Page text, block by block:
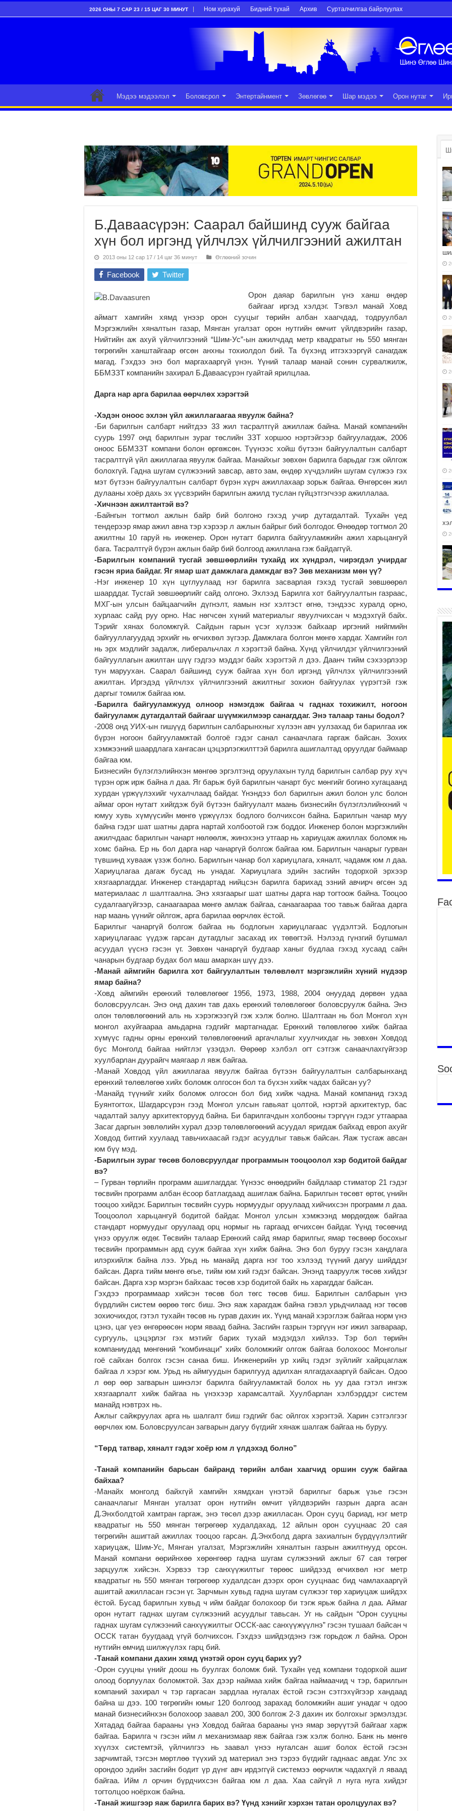
2026 ОНЫ 7 САР 23 / 15 ЦАГ 30 МИНУТ Ном хурахуй Бидний тухай Архив Сурталчилгаа байрлуулах
Мэдээ мэдээлэл Боловсрол Энтертайнмент Зөвлөгөө Шар мэдээ Орон нутаг
Б.Даваасүрэн: Саарал байшинд сууж байгаа
хүн бол иргэнд үйлчлэх үйлчилгээний ажилтан
2013 оны 12 сар 17 / 14 цаг 36 минут Өглөөний зочин
Facebook Twitter
Орон даяар барилгын үнэ ханш өндөр
байгааг иргэд хэлдэг. Тэгвэл манай Ховд
аймагт хамгийн хямд үнээр орон сууцыг төрийн албан хаагчдад, тодруулбал
Мэргэжлийн хяналтын газар, Мянган угалзат орон нутгийн өмчит үйлдвэрийн газар,
Нийтийн аж ахуй үйлчилгээний “Шим-Ус”-ын ажилчдад метр квадратыг нь 550 мянган
төгрөгийн ханштайгаар өгсөн анхны тохиолдол бий. Та бүхэнд итгэхээргүй санагдаж
магад. Гэхдээ энэ бол маргахааргүй үнэн. Үүний талаар манай сонин сурвалжилж,
ББМЗЗТ компанийн захирал Б.Даваасүрэн гуайтай ярилцлаа.
Дарга нар арга барилаа өөрчлөх хэрэгтэй
-Хэдэн оноос эхлэн үйл ажиллагаагаа явуулж байна?
-Би барилгын салбарт нийтдээ 33 жил тасралтгүй ажиллаж байна. Манай компанийн
суурь 1997 онд барилгын зураг төслийн ЗЗТ хоршоо нэртэйгээр байгуулагдаж, 2006
оноос ББМЗЗТ компани болон өргөжсөн. Түүнээс хойш бүтээн байгуулалтын салбарт
тасралтгүй үйл ажиллагаа явуулж байгаа. Манайхыг зөвхөн барилга барьдаг гэж ойлгож
болохгүй. Гадна шугам сүлжээний завсар, авто зам, өндөр хүчдэлийн шугам сүлжээ гэх
мэт бүтээн байгуулалтын салбарт бүрэн хүрч ажиллахаар зорьж байгаа. Өнгөрсөн жил
дулааны хоёр дахь эх үүсвэрийн барилгын ажилд туслан гүйцэтгэгчээр ажиллалаа.
-Хичнээн ажилтантэй вэ?
-Байнгын тогтмол ажлын байр бий болгоно гэхэд учир дутагдалтай. Тухайн үед
тендерээр ямар ажил авна тэр хэрээр л ажлын байрыг бий болгодог. Өнөөдөр тогтмол 20
ажилтны 10 гаруй нь инженер. Орон нутагт барилга байгууламжийн ажил харьцангуй
бага. Тасралтгүй бүрэн ажлын байр бий болгоод ажиллана гэж байдаггүй.
-Барилгын компаний тусгай зөвшөөрлийн тухайд их хүндрэл, чирэгдэл учирдаг
гэсэн яриа байдаг. Яг ямар шат дамжлага дамждаг вэ? Зөв механизм мөн үү?
-Нэг инженер 10 хүн цуглуулаад нэг барилга засварлая гэхэд тусгай зөвшөөрөл
шаарддаг. Тусгай зөвшөөрлийг сайд олгоно. Эхлээд Барилга хот байгуулалтын газраас,
МХГ-ын улсын байцаагчийн дүгнэлт, яамын нэг хэлтэст өгнө, тэндээс хуралд орно,
хурлаас сайд руу орно. Нас нөгчсөн хүний материалыг явуулчихсан ч мэдэхгүй байх.
Тэрийг хянах боломжгүй. Сайдын гарын үсэг хүлээж байхаар иргэний нийгмийн
байгууллагуудад эрхийг нь өгчихвөл зүгээр. Дамжлага болгон мөнгө хардаг. Хамгийн гол
нь эрх мэдлийг задалж, либеральчлах л хэрэгтэй байна. Хүнд үйлчилдэг үйлчилгээний
байгууллагын ажилтан шүү гэдгээ мэддэг байх хэрэгтэй л дээ. Даанч тийм сэхээрлээр
тун маруухан. Саарал байшинд сууж байгаа хүн бол иргэнд үйлчлэх үйлчилгээний
ажилтан. Иргэдэд үйлчлэх үйлчилгээний ажилтныг зохион байгуулах үүрэгтэй гэж
даргыг томилж байгаа юм.
-Барилга байгууламжууд олноор нэмэгдэж байгаа ч гаднах тохижилт, ногоон
байгууламж дутагдалтай байгааг шүүмжилмээр санагддаг. Энэ талаар таны бодол?
-2008 онд УИХ-ын гишүүд барилгын салбарынхныг хүлээн авч уулзахад би барилгаа иж
бүрэн ногоон байгууламжтай болгоё гэдэг санал санаачлага гаргаж байсан. Зохих
хэмжээний шаардлага хангасан цэцэрлэгжилттэй барилга ашиглалтад оруулдаг баймаар
байгаа юм.
Бизнесийн бүлэглэлийнхэн мөнгөө эргэлтэнд оруулахын тулд барилгын салбар руу хүч
түрэн орж ирж байна л даа. Яг барьж буй барилгын чанарт бус мөнгийг богино хугацаанд
хурдан үржүүлэхийг чухалчлаад байдаг. Үнэндээ бол барилгын ажил болон улс болон
аймаг орон нутагт хийгдэж буй бүтээн байгуулалт маань бизнесийн бүлэглэлийнхний ч
юмуу хувь хүмүүсийн мөнгө үржүүлэх бодлого болчихсон байна. Барилгын чанар муу
байна гэдэг шат шатны дарга нартай холбоотой гэж боддог. Инженер болон мэргэжлийн
ажилчдаас барилгын чанарт нөлөөлж, жинэхэнэ утгаар нь хариуцаж ажиллах боломж нь
хомс байна. Ер нь бол дарга нар чанаргүй болгож байгаа юм. Барилгын чанарыг гурван
түвшинд хувааж үзэж болно. Барилгын чанар бол хариуцлага, хяналт, чадамж юм л даа.
Хариуцлагаа дагаж бусад нь унадаг. Хариуцлага эдийн засгийн тодорхой эрхээр
хязгаарлагддаг. Инженер стандартад нийцсэн барилга барихад эзний авчирч өгсөн эд
материалаас л шалтгаална. Энэ хязгаарыг шат шатны дарга нар тогтоож байна. Тооцоо
судалгаагүйгээр, санаагаараа мөнгө амлаж байгаа, санаагаараа тоо тавьж байгаа дарга
нар маань үүнийг ойлгож, арга барилаа өөрчлөх ёстой.
Барилгыг чанаргүй болгож байгаа нь бодлогын хариуцлагаас үүдэлтэй. Бодлогын
хариуцлагаас үүдэж гарсан дутагдлыг засахад их төвөгтэй. Нэлээд гүнзгий бугшмал
асуудал үүснэ гэсэн үг. Зөвхөн чанаргүй будгаар ханыг будлаа гэхэд хусаад сайн
чанарын будгаар будах бол маш амархан шүү дээ.
-Манай аймгийн барилга хот байгуулалтын төлөвлөлт мэргэжлийн хүний нүдээр
ямар байна?
-Ховд аймгийн ерөнхий төлөвлөгөөг 1956, 1973, 1988, 2004 онуудад дөрвөн удаа
боловсруулсан. Энэ онд дахин тав дахь ерөнхий төлөвлөгөөг боловсруулж байна. Энэ
олон төлөвлөгөөний аль нь хэрэгжээгүй гэж хэлж болно. Шалтгаан нь бол Монгол хүн
монгол ахуйгаараа амьдарна гэдгийг мартагнадаг. Ерөнхий төлөвлөгөө хийж байгаа
хүмүүс гадны орны ерөнхий төлөвлөгөөний аргачлалыг хуулчихдаг нь зөвхөн Ховдод
бус Монголд байгаа нийтлэг үзэгдэл. Өөрөөр хэлбэл огт сэтгэж санаачлахгүйгээр
хуулбарлан дуурайгч маягаар л явж байгаа.
-Манай Ховдод үйл ажиллагаа явуулж байгаа бүтээн байгуулалтын салбарынханд
ерөнхий төлөвлөгөө хийх боломж олгосон бол та бүхэн хийж чадах байсан уу?
-Манайд түүнийг хийх боломж олгосон бол бид хийж чадна. Манай компанид гэхэд
Буянтогтох, Шагдарсүрэн гээд Монгол улсын гавьяат цолтой, нэртэй архитектур, бас
чадалтай залуу архитекторууд байна. Би барилгачдын холбооны тэргүүн гэдэг утгаараа
Засаг даргын зөвлөлийн хурал дээр төлөвлөгөөний асуудал яригдаж байхад европ ахуйг
Ховдод битгий хуулаад тавьчихаасай гэдэг асуудлыг тавьж байсан. Яаж тусгаж авсан
юм бүү мэд.
-Барилгын зураг төсөв боловсруулдаг программын тооцоолол хэр бодитой байдаг
вэ?
– Гурван төрлийн программ ашиглагддаг. Үүнээс өнөөдрийн байдлаар стиматор 21 гэдэг
төсвийн программ албан ёсоор батлагдаад ашиглаж байна. Барилгын төсөвт өртөг, үнийн
тооцоо хийдэг. Барилгын төсвийн суурь нормуудыг оруулаад хийчихсэн программ л даа.
Тооцоолол харьцангуй бодитой байдаг. Монгол улсын хэмжээнд мөрдөгдөж байгаа
стандарт нормуудыг оруулаад орц нормыг нь гаргаад өгчихсөн байдаг. Үүнд төсөвчид
үнээ оруулж өгдөг. Төсвийн талаар Ерөнхий сайд ямар барилгыг, ямар төсвөөр босохыг
төсвийн программын ард сууж байгаа хүн хийж байна. Энэ бол буруу гэсэн хандлага
илэрхийлж байна лээ. Урьд нь манайд дарга нэг тоо хэлээд түүний дагуу шийддэг
байсан. Дарга тийм мөнгө өгье, тийм юм хий гэдэг байсан. Энэнд тааруулж төсөв хийдэг
байсан. Дарга хэр мэргэн байхаас төсөв хэр бодитой байх нь харагддаг байсан.
Гэхдээ программаар хийсэн төсөв бол төгс төсөв биш. Барилгын салбарын үнэ
бүрдлийн систем өөрөө төгс биш. Энэ яаж харагдаж байна гэвэл урьдчилаад нэг төсөв
зохиочихдог, гэтэл тухайн төсөв нь гурав дахин их. Үүнд манай хэрэглэж байгаа норм үнэ
цэнэ, цаг үеэ өнгөрөөсөн норм яваад байна. Засгийн газрын тэргүүн нэг ижил загвараар,
сургууль, цэцэрлэг гэх мэтийг барих тухай мэдэгдэл хийлээ. Тэр бол төрийн
компаниудад мөнгөний “комбинаци” хийх боломжийг олгож байгаа болохоос Монголыг
гоё сайхан болгох гэсэн санаа биш. Инженерийн ур хийц гэдэг зүйлийг хайрцаглаж
байгаа л хэрэг юм. Урьд нь аймгуудын барилгууд адилхан ялгагдахааргүй байсан. Одоо
л өөр өөр загварын шинэлэг барилга байгууламжтай болох нь уу даа гэтэл ингэж
хязгаарлалт хийж байгаа нь үнэхээр харамсалтай. Хуулбарлан хэлбэрддэг систем
манайд нэвтрэх нь.
Ажлыг сайжруулах арга нь шалгалт биш гэдгийг бас ойлгох хэрэгтэй. Харин сэтгэлгээг
өөрчлөх юм. Боловсруулсан загварын дагуу бүгдийг хянаж шалгаж байгаа нь буруу.
“Төрд татвар, хяналт гэдэг хоёр юм л үлдэхэд болно”
-Танай компанийн барьсан байранд төрийн албан хаагчид оршин сууж байгаа
байхаа?
-Манайх монголд байхгүй хамгийн хямдхан үнэтэй барилгыг барьж үзье гэсэн
санаачлагыг Мянган угалзат орон нутгийн өмчит үйлдвэрийн газрын дарга асан
Д.Энхболдтой хамтран гаргаж, энэ төсөл дээр ажилласан. Орон сууц бариад, нэг метр
квадратыг нь 550 мянган төгрөгөөр худалдахад, 12 айлын орон сууцнаас 20 сая
төгрөгийн ашигтай ажиллах тооцоо гарсан. Д.Энхболд дарга захиалгын бүрдүүлэлтийг
хариуцаж, Шим-Ус, Мянган угалзат, Мэргэжлийн хяналтын газрын ажилтнууд орсон.
Манай компани өөрийнхөө хөрөнгөөр гадна шугам сүлжээний ажлыг 67 сая төгрөг
зарцуулж хийсэн. Хэрвээ тэр санхүүжилтыг төрөөс шийдээд өгчихвөл нэг метр
квадратыг нь 550 мянган төгрөгөөр худалдсан дээрх орон сууцнаас бид чамлахааргүй
ашигтай ажилласан гэсэн үг. Зарчмын хувьд гадна шугам сүлжээг төр хариуцаж шийдэх
ёстой. Бусад барилгын хувьд ч ийм байдаг болохоор би тэгж ярьж байна л даа. Аймаг
орон нутагт гаднах шугам сүлжээний асуудлыг тавьсан. Уг нь сайдын “Орон сууцны
гаднах шугам сүлжээний санхүүжилтыг ОССК-аас санхүүжүүлнэ” гэсэн тушаал байсан ч
ОССК татан буугдаад үгүй болчихсон. Гэхдээ шийдэгдэнэ гэж горьдож л байна. Орон
нутгийн өмчид шилжүүлэх гарц бий.
-Танай компани дахин хямд үнэтэй орон сууц барих уу?
-Орон сууцны үнийг доош нь буулгах боломж бий. Тухайн үед компани тодорхой ашиг
олоод борлуулах боломжтой. Зах дээр наймаа хийж байгаа наймаачид ч тэр, барилгын
компаний захирал ч тэр гаргасан зардлаа нугалах ёстой гэсэн сэтгэхүйгээр хандаад
байна ш дээ. 100 төгрөгийн юмыг 120 болгоод зарахад боломжийн ашиг унадаг ч одоо
манай бизнесийнхэн болохоор заавал 200, 300 болгож 2-3 дахин их болгохыг эрмэлздэг.
Хятадад байгаа барааны үнэ Ховдод байгаа барааны үнэ ямар зөрүүтэй байгааг харж
байгаа. Барилга ч гэсэн ийм л механизмаар явж байгаа гэж хэлж болно. Банк нь мөнгө
хүүлэх системтэй, үйлчилгээ нь заавал үнээ нугалсан ашиг болох ёстой гэсэн
зарчимтай, тэгсэн мөртлөө түүхий эд материал энэ тэрээ бүгдийг гаднаас авдаг. Улс эх
орондоо эдийн засгийн бодит үр дүнг авч ирдэггүй системээ өөрчилж чадахгүй л яваад
байгаа. Ийм л орчин бүрдчихсэн байгаа юм л даа. Хаа сайгүй л нуга нуга хийдэг
тогтолцоо ноёрхож байна.
-Танай жишгээр яаж барилга барих вэ? Үүнд хэнийг хэрхэн татан оролцуулах вэ?